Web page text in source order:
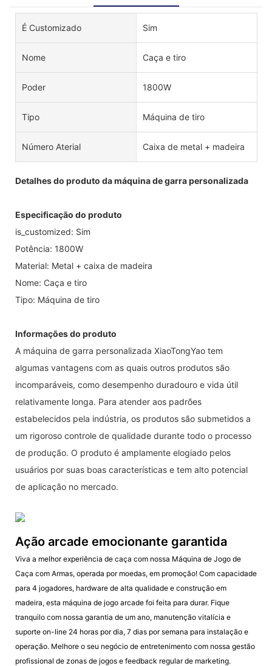
É Customizado Sim
Nome Caça e tiro
Poder 1800W
Tipo Máquina de tiro
Número Aterial Caixa de metal + madeira
Detalhes do produto da máquina de garra personalizada
Especificação do produto
is_customized: Sim
Potência: 1800W
Material: Metal + caixa de madeira
Nome: Caça e tiro
Tipo: Máquina de tiro
Informações do produto
A máquina de garra personalizada XiaoTongYao tem
algumas vantagens com as quais outros produtos são
incomparáveis, como desempenho duradouro e vida útil
relativamente longa. Para atender aos padrões
estabelecidos pela indústria, os produtos são submetidos a
um rigoroso controle de qualidade durante todo o processo
de produção. O produto é amplamente elogiado pelos
usuários por suas boas características e tem alto potencial
de aplicação no mercado.
Ação arcade emocionante garantida
Viva a melhor experiência de caça com nossa Máquina de Jogo de
Caça com Armas, operada por moedas, em promoção! Com capacidade
para 4 jogadores, hardware de alta qualidade e construção em
madeira, esta máquina de jogo arcade foi feita para durar. Fique
tranquilo com nossa garantia de um ano, manutenção vitalícia e
suporte on-line 24 horas por dia, 7 dias por semana para instalação e
operação. Melhore o seu negócio de entretenimento com nossa gestão
profissional de zonas de jogos e feedback regular de marketing.